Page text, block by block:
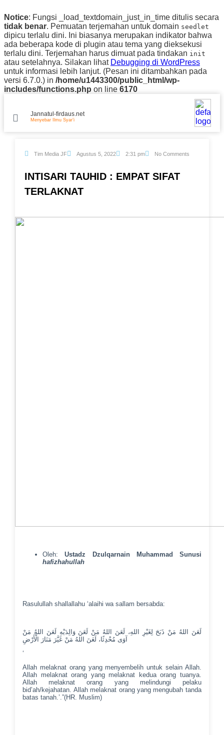
Notice: Fungsi _load_textdomain_just_in_time ditulis secara
tidak benar. Pemuatan terjemahan untuk domain seedlet
dipicu terlalu dini. Ini biasanya merupakan indikator bahwa
ada beberapa kode di plugin atau tema yang dieksekusi
terlalu dini. Terjemahan harus dimuat pada tindakan init
atau setelahnya. Silakan lihat Debugging di WordPress
untuk informasi lebih lanjut. (Pesan ini ditambahkan pada
versi 6.7.0.) in /home/u1443300/public_html/wp-
includes/functions.php on line 6170
Jannatul-firdaus.net
Menyebar Ilmu Syar’i
Tim Media JF Agustus 5, 2022 2:31 pm No Comments
INTISARI TAUHID : EMPAT SIFAT
TERLAKNAT
Oleh:Ustadz Dzulqarnain Muhammad Sunusi
hafizhahullah
Rasulullah shallallahu ‘alaihi wa sallam bersabda:
لَعَنَ اللهُ مَنْ ذَبَحَ لِغَيْرِ اللهِ، لَعَنَ اللهُ مَنْ لَعَنَ وَالِدَيْهِ لَعَنَ اللهُ مَنْ
آوَى مُحْدِثًا، لَعَنَ اللهُ مَنْ غَيَّرَ مَنَارَ الْأَرْضِ
‘
Allah melaknat orang yang menyembelih untuk selain Allah.
Allah melaknat orang yang melaknat kedua orang tuanya.
Allah melaknat orang yang melindungi pelaku
bid’ah/kejahatan. Allah melaknat orang yang mengubah tanda
batas tanah.’.”(HR. Muslim)